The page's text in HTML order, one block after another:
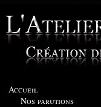
Accueil
Nos parutions